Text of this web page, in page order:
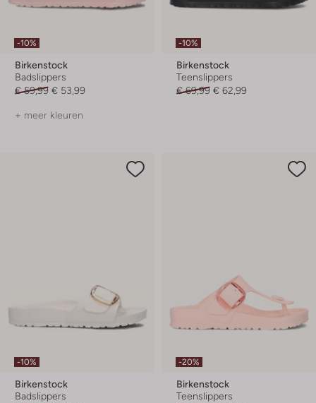
-10%
Birkenstock
Badslippers
€ 59,99 € 53,99
+ meer kleuren
-10%
Birkenstock
Teenslippers
€ 69,99 € 62,99
-10%
Birkenstock
Badslippers
-20%
Birkenstock
Teenslippers